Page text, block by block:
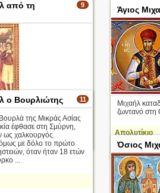
9
από τη
περισσότερα >
Άγιος
Μιχαήλ
ζωντανό στη
Απολυτίκιο
11
ο Βουρλιώτης
της Μικράς Ασίας
έφθασε στη Σμύρνη,
ως χαλκουργός.
όμως με δόλο το πρώτο
όταν ήταν 18 ετών
...
Όσιος